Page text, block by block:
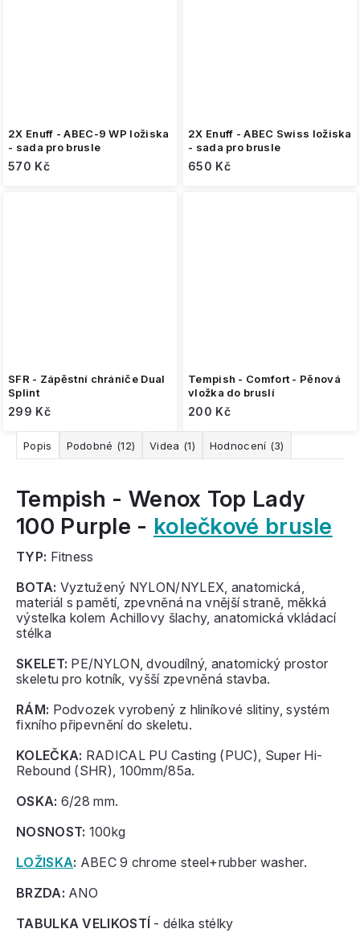
2X Enuff - ABEC-9 WP ložiska
- sada pro brusle
570 Kč
2X Enuff - ABEC Swiss ložiska
- sada pro brusle
650 Kč
SFR - Zápěstní chrániče Dual
Splint
299 Kč
Tempish - Comfort - Pěnová
vložka do bruslí
200 Kč
Popis Podobné (12) Videa (1) Hodnocení (3)
Tempish - Wenox Top Lady
100 Purple - kolečkové brusle
TYP: Fitness
BOTA: Vyztužený NYLON/NYLEX, anatomická,
materiál s pamětí, zpevněná na vnější straně, měkká
výstelka kolem Achillovy šlachy, anatomická vkládací
stélka
SKELET: PE/NYLON, dvoudílný, anatomický prostor
skeletu pro kotník, vyšší zpevněná stavba.
RÁM: Podvozek vyrobený z hliníkové slitiny, systém
fixního připevnění do skeletu.
KOLEČKA: RADICAL PU Casting (PUC), Super Hi-
Rebound (SHR), 100mm/85a.
OSKA: 6/28 mm.
NOSNOST: 100kg
LOŽISKA: ABEC 9 chrome steel+rubber washer.
BRZDA: ANO
TABULKA VELIKOSTÍ - délka stélky